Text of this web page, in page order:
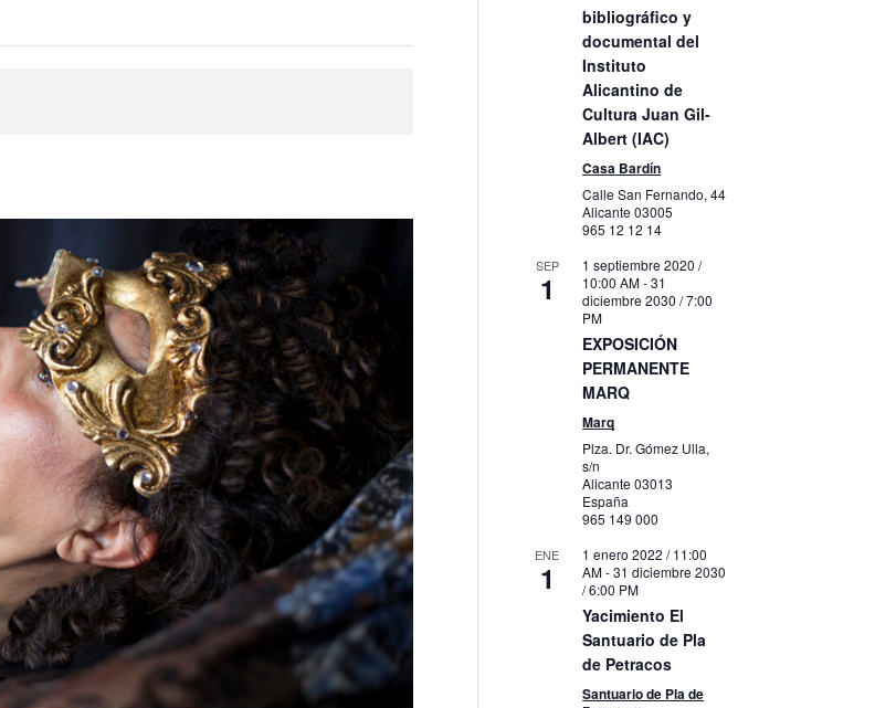
bibliográfico y
documental del
Instituto
Alicantino de
Cultura Juan Gil-
Albert (IAC)
Casa Bardín
Calle San Fernando, 44
Alicante03005
965 12 12 14
SEP
1
1 septiembre 2020 /
10:00 AM-31
diciembre 2030 / 7:00
PM
EXPOSICIÓN
PERMANENTE
MARQ
Marq
Plza. Dr. Gómez Ulla,
s/n
Alicante03013
España
965 149 000
ENE
1
1 enero 2022 / 11:00
AM-31 diciembre 2030
/ 6:00 PM
Yacimiento El
Santuario de Pla
de Petracos
Santuario de Pla de